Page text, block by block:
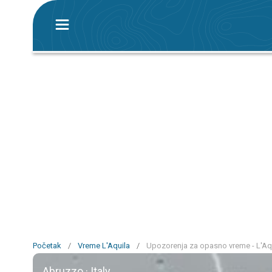
Početak / Vreme L'Aquila / Upozorenja za opasno vreme -